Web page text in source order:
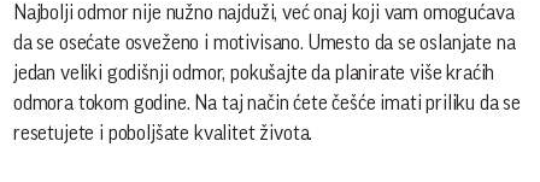
Najbolji odmor nije nužno najduži, već onaj koji vam omogućava
da se osećate osveženo i motivisano. Umesto da se oslanjate na
jedan veliki godišnji odmor, pokušajte da planirate više kraćih
odmora tokom godine. Na taj način ćete češće imati priliku da se
resetujete i poboljšate kvalitet života.